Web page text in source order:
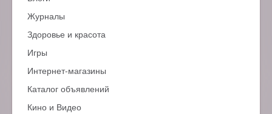
Журналы
Здоровье и красота
Игры
Интернет-магазины
Каталог объявлений
Кино и Видео